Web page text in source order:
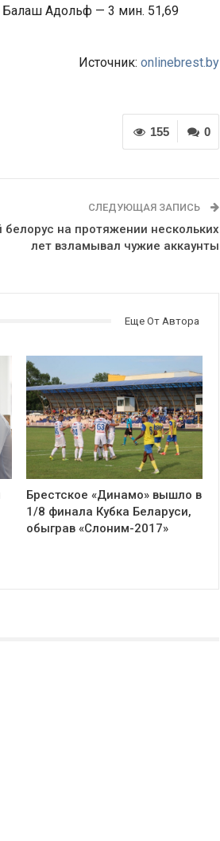
Балаш Адольф — 3 мин. 51,69
Источник: onlinebrest.by
0
155
СЛЕДУЮЩАЯ ЗАПИСЬ
белорус на протяжении нескольких
лет взламывал чужие аккаунты
Еще От Автора
Брестское «Динамо» вышло в
1/8 финала Кубка Беларуси,
обыграв «Слоним-2017»